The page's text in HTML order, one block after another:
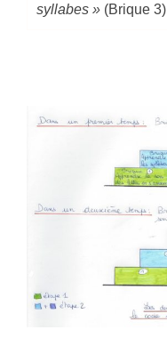
syllabes » (Brique 3)